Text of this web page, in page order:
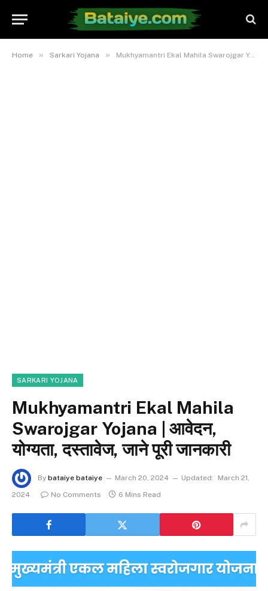
Home » Sarkari Yojana » Mukhyamantri Ekal Mahila Swarojgar Yojana | आवेदन, योग्यता, दस्तावेज, जाने पूरी जानकारी
SARKARI YOJANA
Mukhyamantri Ekal Mahila
Swarojgar Yojana | आवेदन,
योग्यता, दस्तावेज, जाने पूरी जानकारी
By bataiye bataiye March 20, 2024 Updated:
March 21,
2024
No Comments 6 Mins Read